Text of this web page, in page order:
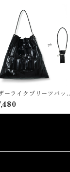
ーライクプリーツバッ
Like Pleated